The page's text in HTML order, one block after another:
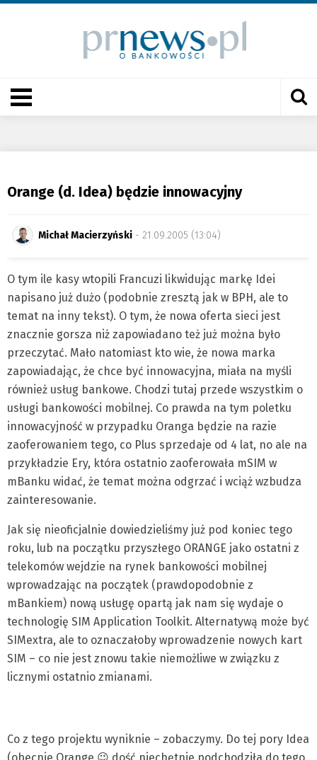
Orange (d. Idea) będzie innowacyjny
Michał Macierzyński - 21.09.2005 (13:04)
O tym ile kasy wtopili Francuzi likwidując markę Idei
napisano już dużo (podobnie zresztą jak w BPH, ale to
temat na inny tekst). O tym, że nowa oferta sieci jest
znacznie gorsza niż zapowiadano też już można było
przeczytać. Mało natomiast kto wie, że nowa marka
zapowiadając, że chce być innowacyjna, miała na myśli
również usług bankowe. Chodzi tutaj przede wszystkim o
usługi bankowości mobilnej. Co prawda na tym poletku
innowacyjność w przypadku Oranga będzie na razie
zaoferowaniem tego, co Plus sprzedaje od 4 lat, no ale na
przykładzie Ery, która ostatnio zaoferowała mSIM w
mBanku widać, że temat można odgrzać i wciąż wzbudza
zainteresowanie.
Jak się nieoficjalnie dowiedzieliśmy już pod koniec tego
roku, lub na początku przyszłego ORANGE jako ostatni z
telekomów wejdzie na rynek bankowości mobilnej
wprowadzając na początek (prawdopodobnie z
mBankiem) nową usługę opartą jak nam się wydaje o
technologię SIM Application Toolkit. Alternatywą może być
SIMextra, ale to oznaczałoby wprowadzenie nowych kart
SIM – co nie jest znowu takie niemożliwe w związku z
licznymi ostatnio zmianami.
Co z tego projektu wyniknie – zobaczymy. Do tej pory Idea